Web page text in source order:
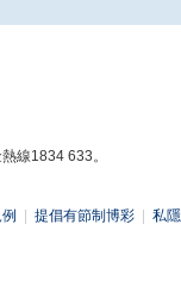
線1834 633。
提倡有節制博彩 私